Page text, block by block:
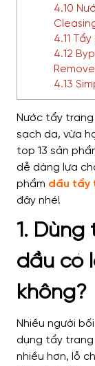
4.10
4.11
4.12
4.13
Nước tẩy
sạch da, vừa
top 13 sản
dễ dàng lựa
phẩm dầu tẩy
đây nhé!
1.
dầu có
không?
Nhiều người
dụng tẩy
nhiều hơn, lỗ